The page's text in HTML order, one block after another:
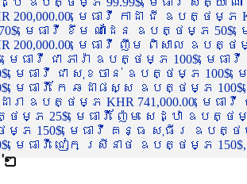
មេធាវី កាដា ជី ឧបត្ថម្ភ
មេធាវី ខឹម ណាដែន ឧបត្ថម្ភ 50$,
មេធាវី ញឹម ពិសាល ឧបត្ថ
េធាវី ជា ភារ៉ា ឧបត្ថម្ភ 100$, មេ
មេធាវី ជា សុខចាន់ ឧបត្ថម្ភ
មេធាវី កែ ឆដាផស្ស ឧបត្ថម្ភ
ារា ឧបត្ថម្ភ KHR 741,000.00, មេ
ភ 25$, មេធាវី ញ៉ែម សេដ្ឋា ឧបត្ថ
150$, មេធាវី គន្ធ សុធីរ ឧបត្ថម្ភ
មេធាវី ជៀក ស្រីនាថ ឧបត្ថម្ភ 150$,
ៗ